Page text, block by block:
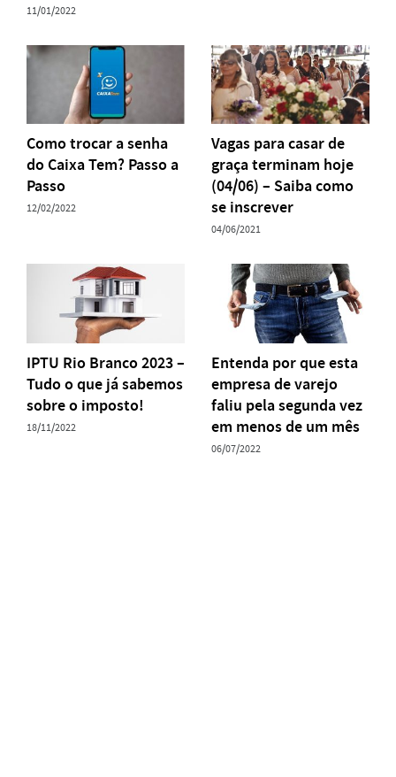
11/01/2022
Como trocar a senha
do Caixa Tem? Passo a
Passo
12/02/2022
Vagas para casar de
graça terminam hoje
(04/06) – Saiba como
se inscrever
04/06/2021
IPTU Rio Branco 2023 –
Tudo o que já sabemos
sobre o imposto!
18/11/2022
Entenda por que esta
empresa de varejo
faliu pela segunda vez
em menos de um mês
06/07/2022